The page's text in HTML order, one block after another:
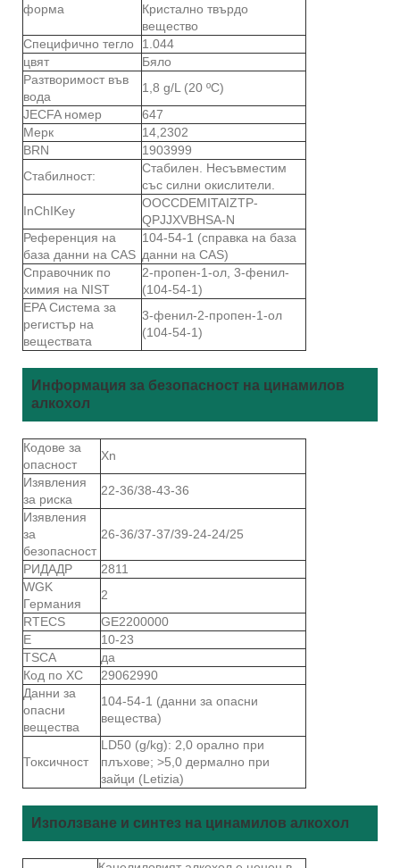
форма
Кристално твърдо
вещество
Специфично тегло
1.044
цвят
Бяло
Разтворимост във
вода
1,8 g/L (20 ºC)
JECFA номер
647
Мерк
14,2302
BRN
1903999
Стабилност:
Стабилен. Несъвместим
със силни окислители.
InChIKey
OOCCDEMITAIZTP-
QPJJXVBHSA-N
Референция на
база данни на CAS
104-54-1 (справка на база
данни на CAS)
Справочник по
химия на NIST
2-пропен-1-ол, 3-фенил-
(104-54-1)
EPA Система за
регистър на
веществата
3-фенил-2-пропен-1-ол
(104-54-1)
Информация за безопасност на цинамилов
алкохол
Кодове за
опасност
Xn
Изявления
за риска
22-36/38-43-36
Изявления
за
безопасност
26-36/37-37/39-24-24/25
РИДАДР
2811
WGK
Германия
2
RTECS
GE2200000
Е
10-23
TSCA
да
Код по ХС
29062990
Данни за
опасни
вещества
104-54-1 (данни за опасни
вещества)
Токсичност
LD50 (g/kg): 2,0 орално при
плъхове; >5,0 дермално при
зайци (Letizia)
Използване и синтез на цинамилов алкохол